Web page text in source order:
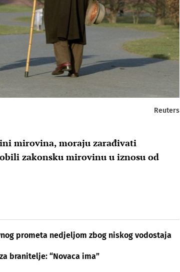
Reuters
mirovina, moraju zarađivati
zakonsku mirovinu u iznosu od
prometa nedjeljom zbog niskog vodostaja
branitelje: “Novaca ima”